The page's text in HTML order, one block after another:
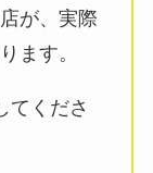
が、実際
ます。
てくださ